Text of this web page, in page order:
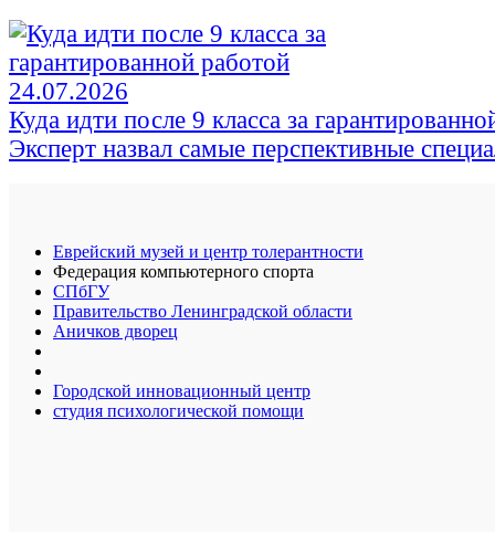
24.07.2026
Куда идти после 9 класса за
Эксперт назвал самые перспективные
Еврейский музей и центр толерантности
Федерация компьютерного спорта
СПбГУ
Правительство Ленинградской области
Аничков дворец
Городской инновационный центр
студия психологической помощи